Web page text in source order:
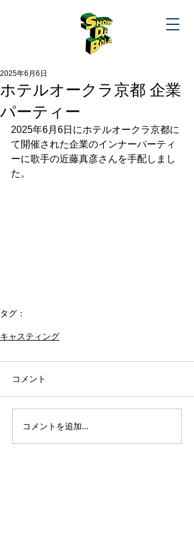
ホテルオークラ京都 企業
パーティー
2025年6月6日
2025年6月6日にホテルオークラ京都に
て開催された企業のインナーパーティ
ーに歌手の近藤真彦さんを手配しまし
た。
タグ：
キャスティング
コメント
コメントを追加…